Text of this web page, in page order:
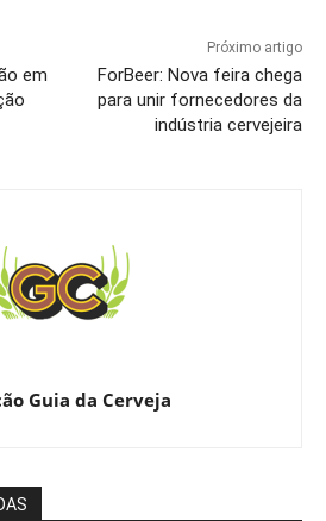
em
Próximo artigo
ForBeer: Nova feira chega
para unir fornecedores da
indústria cervejeira
Guia da Cerveja